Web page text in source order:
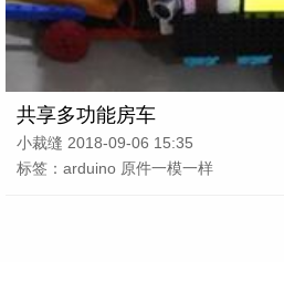
共享多功能房车
小裁缝 2018-09-06 15:35
标签：arduino 原件一模一样